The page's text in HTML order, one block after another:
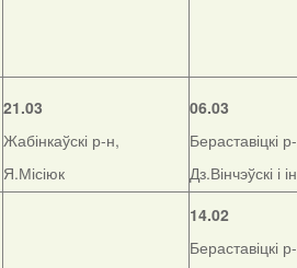
21.03
Жабінкаўскі р-н,
Я.Місіюк
06.03
Бераставіцкі
Дз.Вінчэўскі і
14.02
Бераставіцкі